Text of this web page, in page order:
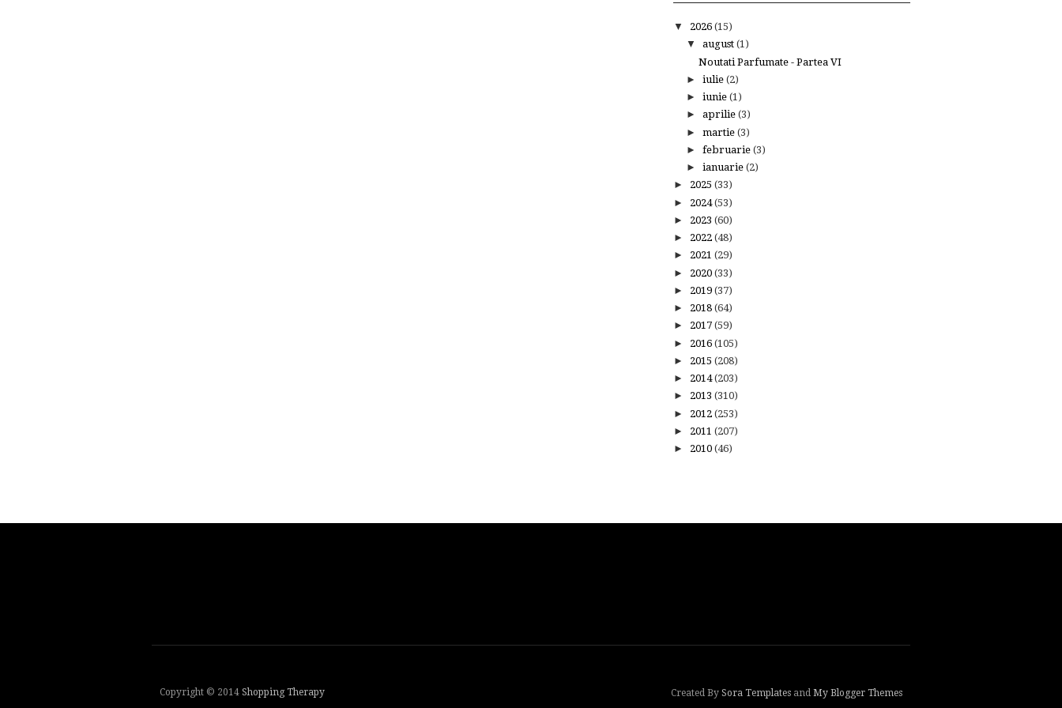
▼ 2026 (15)
▼ august (1)
Noutati Parfumate - Partea VI
► iulie (2)
► iunie (1)
► aprilie (3)
► martie (3)
► februarie (3)
► ianuarie (2)
► 2025 (33)
► 2024(53)
► 2023 (60)
► 2022 (48)
► 2021 (29)
► 2020 (33)
► 2019 (37)
► 2018 (64)
► 2017 (59)
► 2016 (105)
► 2015 (208)
► 2014(203)
► 2013 (310)
► 2012 (253)
► 2011 (207)
► 2010 (46)
Copyright © 2014 Shopping Therapy Created By Sora Templates and My Blogger Themes